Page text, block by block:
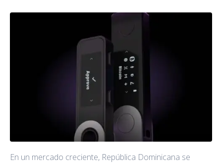
En un mercado creciente, República Dominicana se